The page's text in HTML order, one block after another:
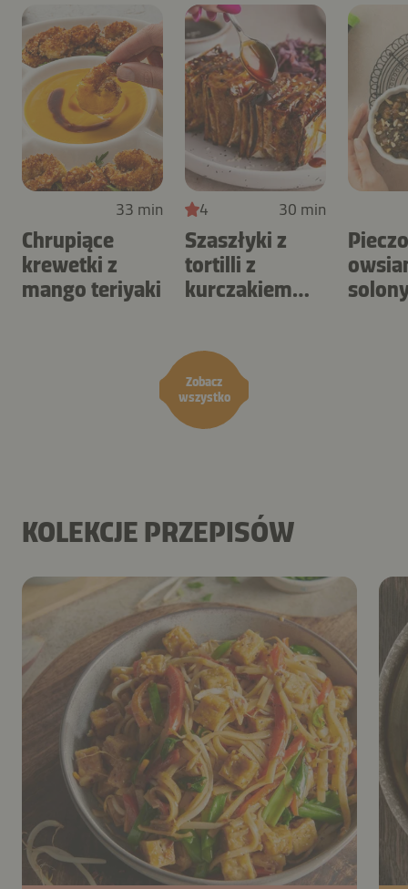
Zobacz
wszystko
33 min
Chrupiące
krewetki z
mango teriyaki
4 30 min
Szaszłyki z
tortilli z
kurczakiem
KOLEKCJE PRZEPISÓW